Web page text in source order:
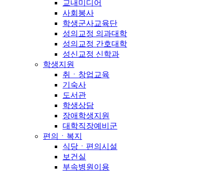
교내미디어
사회봉사
학생군사교육단
성의교정 의과대학
성의교정 간호대학
성신교정 신학과
학생지원
취ㆍ창업교육
기숙사
도서관
학생상담
장애학생지원
대학직장예비군
편의ㆍ복지
식당ㆍ편의시설
보건실
부속병원이용